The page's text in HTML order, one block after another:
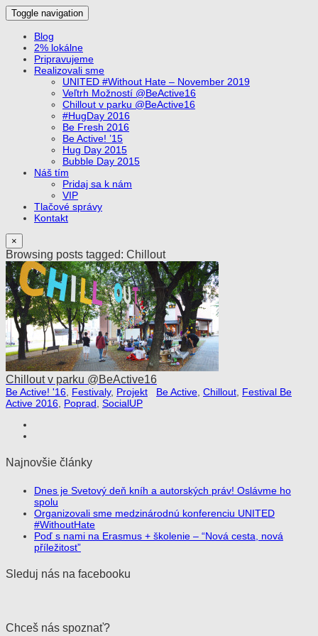
SocialUP Blog
od mladých pre mladých :)
Toggle navigation
Blog
2% lokálne
Pripravujeme
Realizovali sme
UNITED #Without Hate – November 2019
Veľtrh Možností @BeActive16
Chillout v parku @BeActive16
#HugDay 2016
Be Fresh 2016
Be Active! ’15
Hug Day 2015
Bubble Day 2015
Náš tím
Pridaj sa k nám
VIP
Tlačové správy
Kontakt
×
Browsing posts tagged: Chillout
Chillout v parku @BeActive16
Be Active! '16 Festivaly, Projekt Be Active Chillout Festival Be
Active 2016 Poprad SocialUP
Najnovšie články
Dnes je Svetový deň kníh a autorských práv! Oslávme ho
spolu
Organizovali sme medzinárodnú konferenciu UNITED
#WithoutHate
Poď s nami na Erasmus + školenie – “Nová cesta, nová
příležitost”
Sleduj nás na facebooku
Chceš nás spoznať?